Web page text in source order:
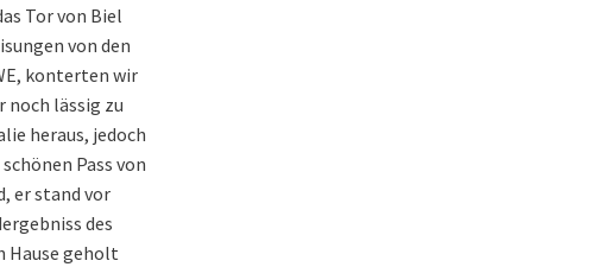
Tor von Biel
von den
konterten wir
noch lässig zu
heraus, jedoch
Pass von
er stand vor
des
Hause geholt